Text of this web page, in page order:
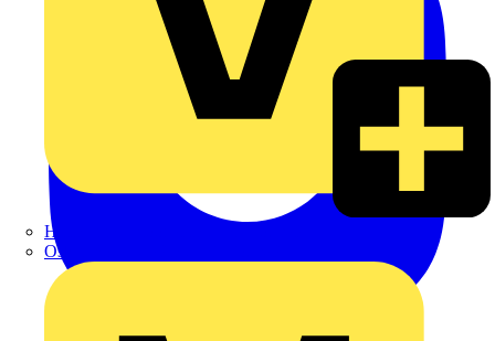
Hillmann & Ploog GmbH & Co. KG
Oskar Böttcher GmbH & Co. KG